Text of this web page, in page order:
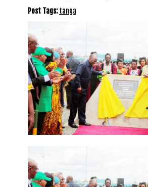
Post Tags:tanga